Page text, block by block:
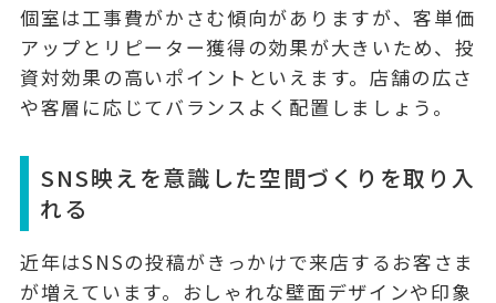
個室は工事費がかさむ傾向がありますが、客単価
アップとリピーター獲得の効果が大きいため、 投
資対効果の高いポイント といえます。店舗の広さ
や客層に応じてバランスよく配置しましょう。
SNS映えを意識した空間づくりを取り入
れる
近年はSNSの投稿がきっかけで来店するお客さま
が増えています。 おしゃれな壁面デザインや印象